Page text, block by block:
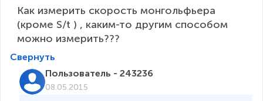
Как измерить скорость монгольфьера
(кроме S/t ) , каким-то другим способом
можно измерить???
Свернуть
Пользователь - 243236
08.05.2015